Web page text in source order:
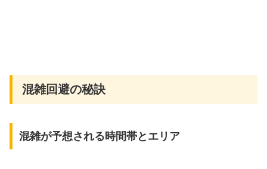
混雑回避の秘訣
混雑が予想される時間帯とエリア